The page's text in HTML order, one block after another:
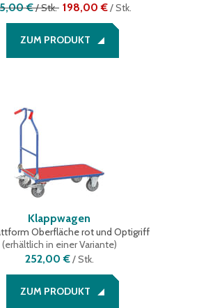
€/Stk. 198,00 €/Stk.
ZUM PRODUKT
Klappwagen
Oberfläche rot und Optigriff
(erhältlich in einer Variante)
252,00 €/Stk.
ZUM PRODUKT